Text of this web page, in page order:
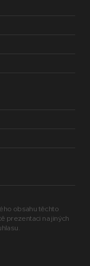
obsahu těchto
prezentaci na jiných